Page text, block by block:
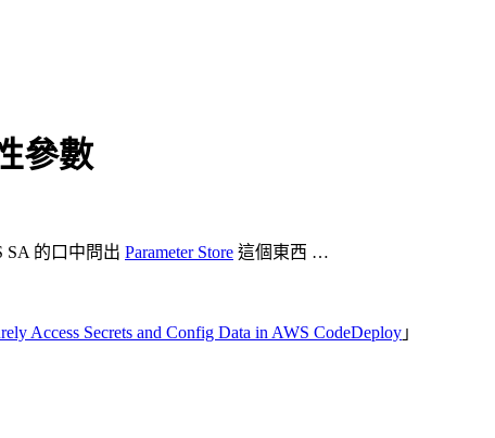
參數
SA 的口中問出 Parameter Store 這個東西 …
Access Secrets and Config Data in AWS CodeDeploy 」